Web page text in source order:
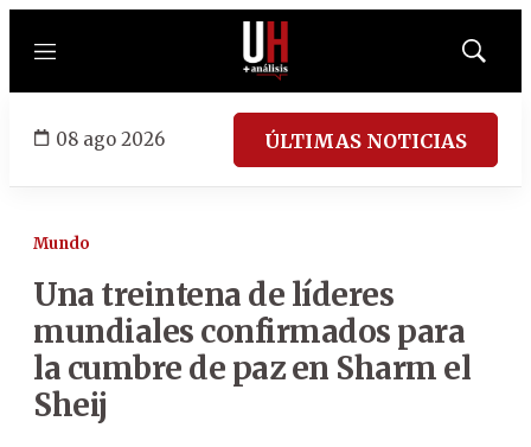
Menú
Mostrar
08 ago 2026 ÚLTIMAS NOTICIAS
Mundo
Una treintena de líderes
mundiales confirmados para
la cumbre de paz en Sharm el
Sheij